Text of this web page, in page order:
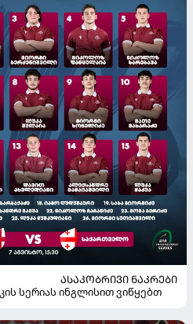
ᲐᲡᲐᲙᲝᲑᲠᲘᲕᲘ ᲜᲐᲙᲠᲔᲑᲘ
სერიას ინგლისით ვიწყებთ